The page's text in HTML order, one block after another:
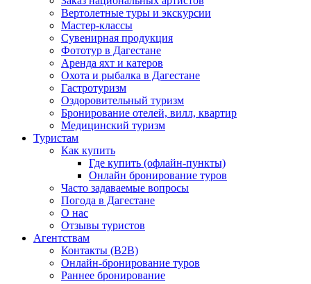
Вертолетные туры и экскурсии
Мастер-классы
Сувенирная продукция
Фототур в Дагестане
Аренда яхт и катеров
Охота и рыбалка в Дагестане
Гастротуризм
Оздоровительный туризм
Бронирование отелей, вилл, квартир
Медицинский туризм
Туристам
Как купить
Где купить (офлайн-пункты)
Онлайн бронирование туров
Часто задаваемые вопросы
Погода в Дагестане
О нас
Отзывы туристов
Агентствам
Контакты (B2B)
Онлайн-бронирование туров
Раннее бронирование